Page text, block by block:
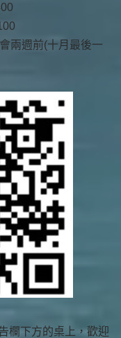
兩週前(十月最後一
欄下方的桌上，歡迎